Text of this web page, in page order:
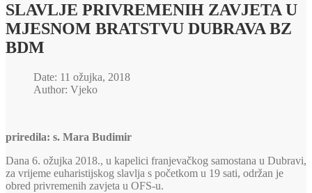
SLAVLJE PRIVREMENIH ZAVJETA U
MJESNOM BRATSTVU DUBRAVA BZ
BDM
Date: 11 ožujka, 2018
Author: Vjeko
priredila: s. Mara Budimir
Dana 6. ožujka 2018., u kapelici franjevačkog samostana u Dubravi,
za vrijeme euharistijskog slavlja s početkom u 19 sati, održan je
obred privremenih zavjeta u OFS-u.